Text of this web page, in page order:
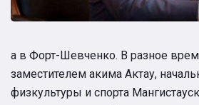
а в Форт-Шевченко. В разное
заместителем акима Актау,
физкультуры и спорта